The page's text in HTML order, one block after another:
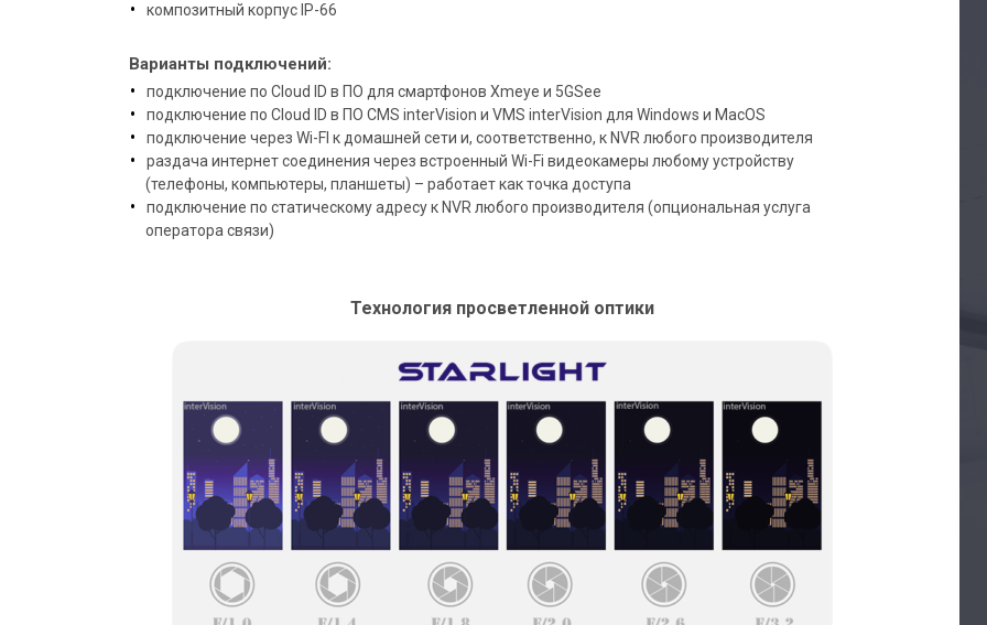
композитный корпус IP-66
Варианты подключений:
подключение по Cloud ID в ПО для смартфонов Xmeye и 5GSee
подключение по Cloud ID в ПО CMS interVision и VMS interVision для Windows и MacOS
подключение через Wi-FI к домашней сети и, соответственно, к NVR любого производителя
раздача интернет соединения через встроенный Wi-Fi видеокамеры любому устройству
(телефоны, компьютеры, планшеты) – работает как точка доступа
подключение по статическому адресу к NVR любого производителя (опциональная услуга
оператора связи)
Технология просветленной оптики